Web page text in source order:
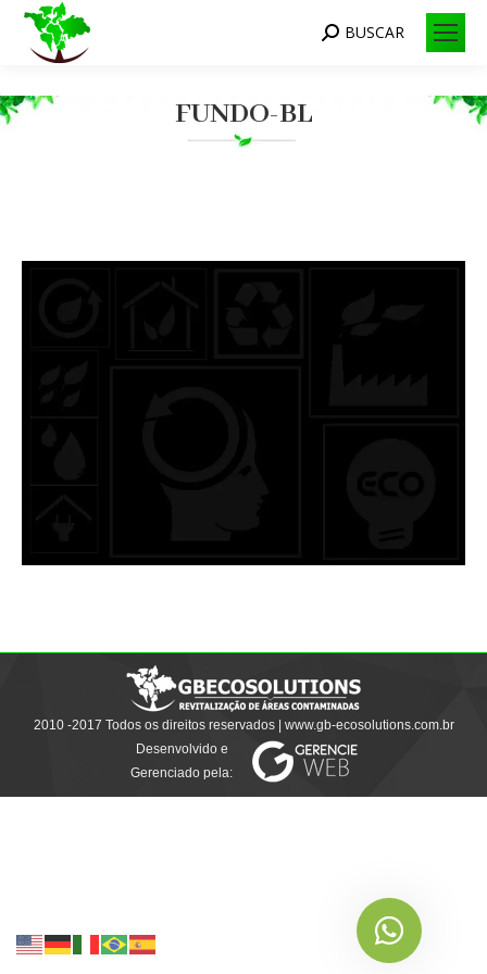
Search:
BUSCAR
FUNDO-BL
Você está aqui:
2010 -2017 Todos os direitos reservados | www.gb-ecosolutions.com.br
Desenvolvido e
Gerenciado pela: